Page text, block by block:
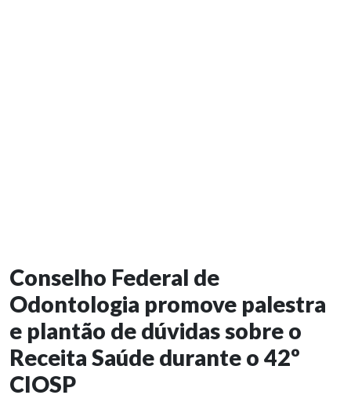
Conselho Federal de
Odontologia promove palestra
e plantão de dúvidas sobre o
Receita Saúde durante o 42º
CIOSP